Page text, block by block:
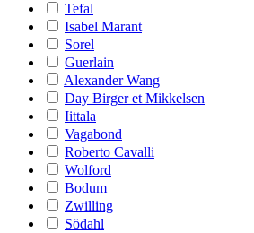
Tefal
Isabel Marant
Sorel
Guerlain
Alexander Wang
Day Birger et Mikkelsen
Iittala
Vagabond
Roberto Cavalli
Wolford
Bodum
Zwilling
Södahl